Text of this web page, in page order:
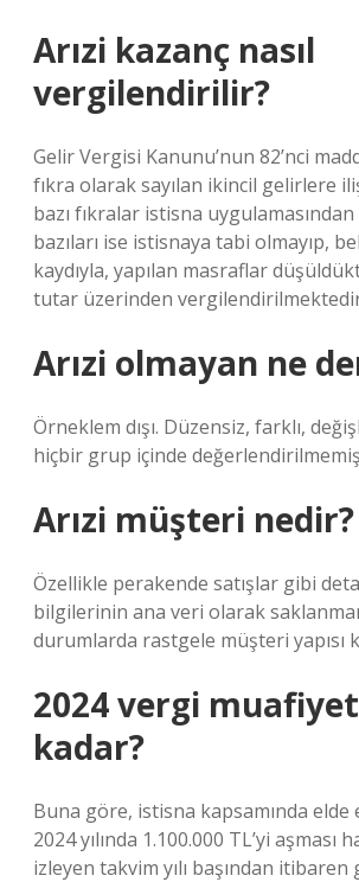
Arızi kazanç nasıl
vergilendirilir?
Gelir Vergisi Kanunu’nun 82’nci
fıkra olarak sayılan ikincil gelirlere
bazı fıkralar istisna
bazıları ise istisnaya tabi olmayıp,
kaydıyla, yapılan masraflar
tutar üzerinden
Arızi olmayan ne
Örneklem dışı. Düzensiz, farklı,
hiçbir grup içinde
Arızi müşteri nedir?
Özellikle perakende satışlar gibi
bilgilerinin ana veri olarak
durumlarda rastgele müşteri yapısı
2024 vergi
kadar?
Buna göre, istisna kapsamında
2024 yılında 1.100.000 TL’yi aşması
izleyen takvim yılı başından itibaren